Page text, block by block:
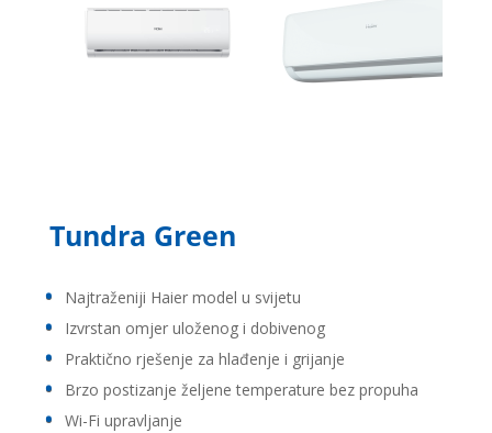
Tundra Green
Najtraženiji Haier model u svijetu
Izvrstan omjer uloženog i dobivenog
Praktično rješenje za hlađenje i grijanje
Brzo postizanje željene temperature bez propuha
Wi-Fi upravljanje